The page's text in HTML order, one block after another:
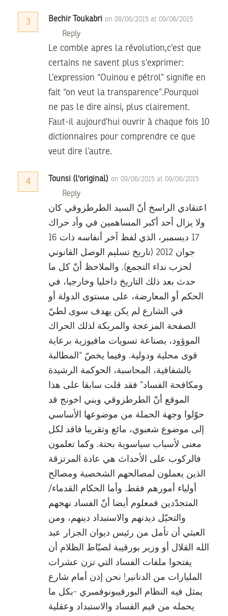
3 Bechir Toukabri on 09/06/2015 at 09/06/2015
Reply
Le comble apres la révolution,c’est que
certains ne savent plus s’exprimer:
L’expression “Ouinou e pétrol” signifie en
fait “on veut la transparence”.Pourquoi
ne pas le dire ainsi, plus clairement.
Faut-il aujourd’hui ouvrir à chaque fois 10
dictionnaires pour comprendre ce que
veut dire l’autre.
4 Tounsi (l'original) on 09/06/2015 at 09/06/2015
Reply
اعتقادي الراسخ أنّ السيد الطرطزوقي كان
ولا يزال أحد أكبر المساهمين في وأد حراك
17 ديسمبر، الذي لفظ آخر أنفاسه ذات 16
جوان 2012 (تاريخ تسليم الوصل القانوني
لحزب نداء التجمع). والملاحظ أنّ كل ما
حدث بعد ذلك التاريخ داخليا وخارجيا، في
الحكم أو المعارضة، على مستوى الدولة أو
في الشارع لم يكن يهدف سوى لطيّ
الصفحة المزعجة والمربكة لذلك الحراك
الموؤود، بصناعة تسويات مافيوزية برعاية
قوى محلية ودولية. وفيما يخصّ “المطالبة
بالشفافية، المحاسبة، الحوكمة الرشيدة
ومكافحة الفساد” فقد قلت سابقا على هذا
الموقع أنّ الطرطزوقي وبني اخونج قد
حوّلوا وجهة الحملة من موضوعها الأساسي
إلى موضوع شعبوي، مائع وتقريبا فاقد لكل
معنى لأسباب سياسوية بحتة. وكما تعلمون
فالركوب على الأحداث هي عادة المرتزقة
الذين يعملون لمصالحهم الشخصية ومصالح
أولياء أمورهم فقط. وأما الحكام القدماء/
المتجدّدين فمعلوم أيضا أنّ الفساد نهجهم
والتحيّل ديدنهم والاستبداد دينهم، ومن
العبثي أن تأمل من رئيس ديوان الجزار عبد
الله القلال أو وزير بورقيبة لصبّاط الظلام أن
يفتحوا ملفات الفساد التي تزن عشرات
المليارات من الدنانير! نحن إذن أمام شارع
يمثل فيه النظام البورقيبونوفمبري -بكل ما
يحمله من قيم الفساد والاستبداد وعقلية